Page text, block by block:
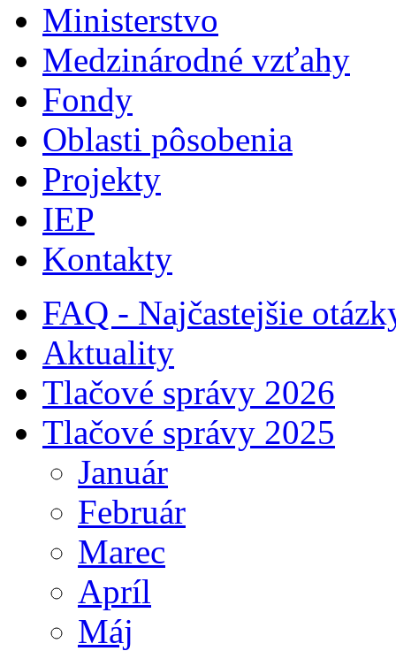
Ministerstvo
Medzinárodné vzťahy
Fondy
Oblasti pôsobenia
Projekty
IEP
Kontakty
FAQ - Najčastejšie
Aktuality
Tlačové správy 2026
Tlačové správy 2025
Január
Február
Marec
Apríl
Máj